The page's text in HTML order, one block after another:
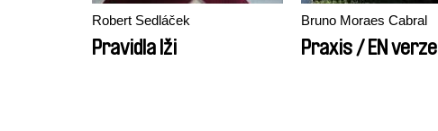
Robert Sedláček
Pravidla lži
Bruno Moraes Cabral
Praxis / EN verze